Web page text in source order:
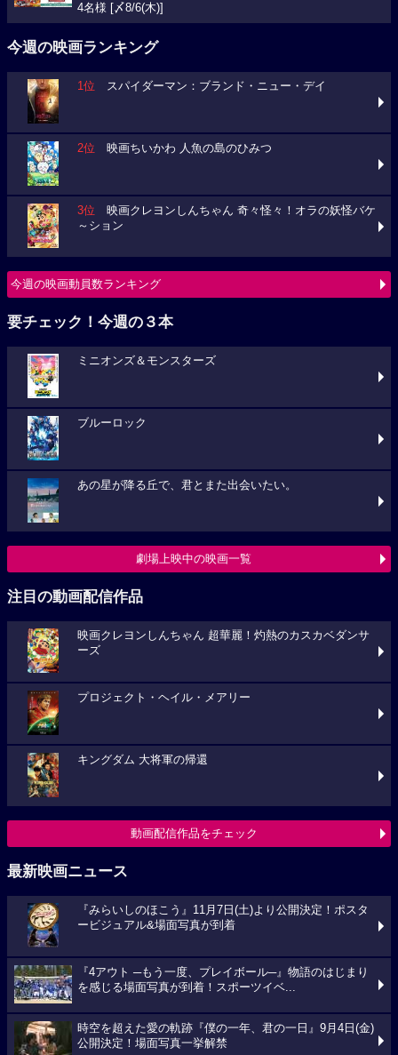
4名様 [〆8/6(木)]
今週の映画ランキング
1位 スパイダーマン：ブランド・ニュー・デイ
2位 映画ちいかわ 人魚の島のひみつ
3位 映画クレヨンしんちゃん 奇々怪々！オラの妖怪バケ
～ション
今週の映画動員数ランキング
要チェック！今週の３本
ミニオンズ＆モンスターズ
ブルーロック
あの星が降る丘で、君とまた出会いたい。
劇場上映中の映画一覧
注目の動画配信作品
映画クレヨンしんちゃん 超華麗！灼熱のカスカベダンサ
ーズ
プロジェクト・ヘイル・メアリー
キングダム 大将軍の帰還
動画配信作品をチェック
最新映画ニュース
『みらいしのほこう』11月7日(土)より公開決定！ポスタ
ービジュアル&場面写真が到着
『4アウト ─もう一度、プレイボール─』物語のはじまり
を感じる場面写真が到着！スポーツイベ...
時空を超えた愛の軌跡『僕の一年、君の一日』9月4日(金)
公開決定！場面写真一挙解禁